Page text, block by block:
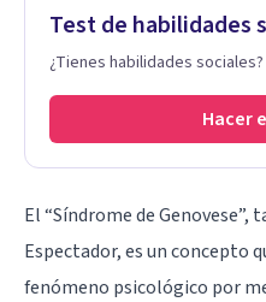
Test de habilidades
¿Tienes habilidades sociales?
Hacer
El “Síndrome de
Espectador, es un concepto
fenómeno psicológico por